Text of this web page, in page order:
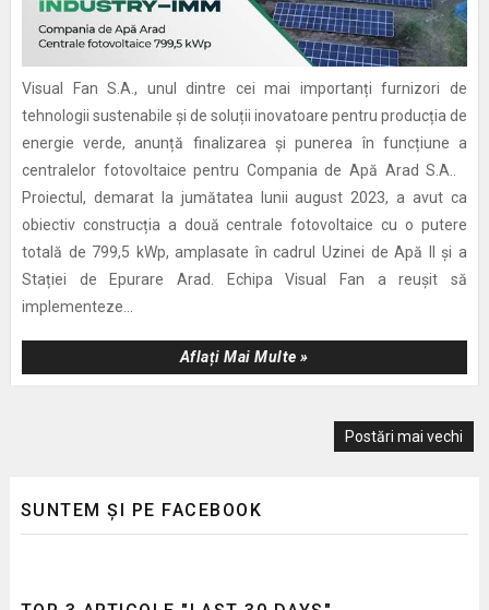
Visual Fan S.A., unul dintre cei mai importanți furnizori de
tehnologii sustenabile și de soluții inovatoare pentru producția de
energie verde, anunță finalizarea și punerea în funcțiune a
centralelor fotovoltaice pentru Compania de Apă Arad S.A..
Proiectul, demarat la jumătatea lunii august 2023, a avut ca
obiectiv construcția a două centrale fotovoltaice cu o putere
totală de 799,5 kWp, amplasate în cadrul Uzinei de Apă II și a
Stației de Epurare Arad. Echipa Visual Fan a reușit să
implementeze...
Aflați Mai Multe »
Postări mai vechi
SUNTEM ȘI PE FACEBOOK